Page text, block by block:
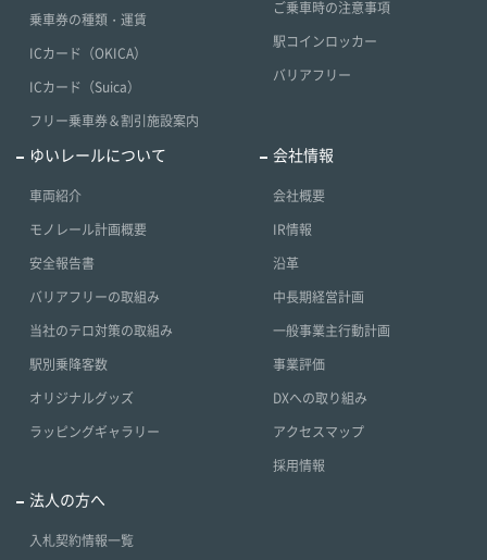
乗車券の種類・運賃
ICカード（OKICA）
ICカード（Suica）
フリー乗車券＆割引施設案内
ご乗車時の注意事項
駅コインロッカー
バリアフリー
ゆいレールについて
車両紹介
モノレール計画概要
安全報告書
バリアフリーの取組み
当社のテロ対策の取組み
駅別乗降客数
オリジナルグッズ
ラッピングギャラリー
会社情報
会社概要
IR情報
沿革
中長期経営計画
一般事業主行動計画
事業評価
DXへの取り組み
アクセスマップ
採用情報
法人の方へ
入札契約情報一覧